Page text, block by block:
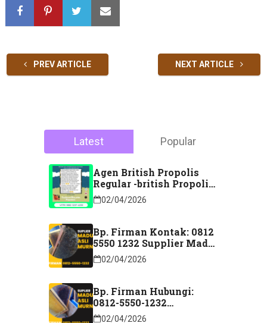
PREV ARTICLE NEXT ARTICLE
Latest Popular
Agen British Propolis
Regular -british Propolis
Regular Di Majene
Sulawesi Barat Hubungi
02/04/2026
Bp. Firman Kontak: 0812
5550 1232 Supplier Madu
Asli Murni Sidoarjo
Jawa Timur
02/04/2026
Bp. Firman Hubungi:
0812-5550-1232
Distributor Madu Murni
02/04/2026